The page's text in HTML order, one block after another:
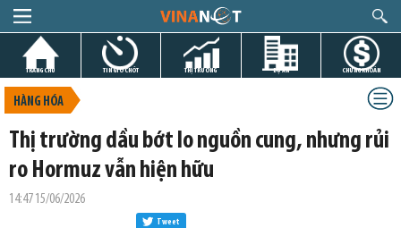
TRANG CHỦ TIN GIỜ CHÓT THỊ TRƯỜNG DỰ ÁN CHỨNG KHOÁN
HÀNG HÓA
Thị trường dầu bớt lo nguồn cung, nhưng rủi
ro Hormuz vẫn hiện hữu
14:47 15/06/2026
Tweet